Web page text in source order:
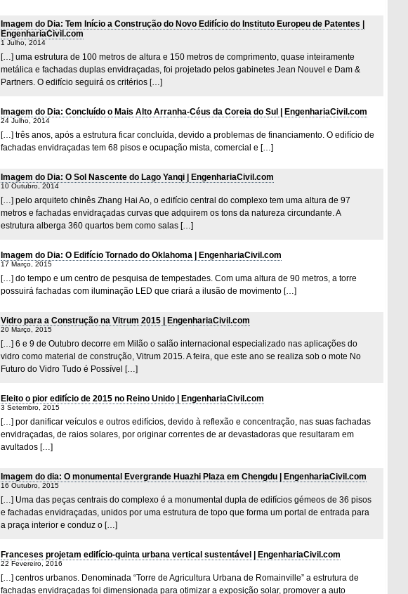
Imagem do Dia: Tem Início a Construção do Novo Edifício do Instituto Europeu de Patentes |
EngenhariaCivil.com
1 Julho, 2014
[…] uma estrutura de 100 metros de altura e 150 metros de comprimento, quase inteiramente
metálica e fachadas duplas envidraçadas, foi projetado pelos gabinetes Jean Nouvel e Dam &
Partners. O edifício seguirá os critérios […]
Imagem do Dia: Concluído o Mais Alto Arranha-Céus da Coreia do Sul | EngenhariaCivil.com
24 Julho, 2014
[…] três anos, após a estrutura ficar concluída, devido a problemas de financiamento. O edifício de
fachadas envidraçadas tem 68 pisos e ocupação mista, comercial e […]
Imagem do Dia: O Sol Nascente do Lago Yanqi | EngenhariaCivil.com
10 Outubro, 2014
[…] pelo arquiteto chinês Zhang Hai Ao, o edifício central do complexo tem uma altura de 97
metros e fachadas envidraçadas curvas que adquirem os tons da natureza circundante. A
estrutura alberga 360 quartos bem como salas […]
Imagem do Dia: O Edifício Tornado do Oklahoma | EngenhariaCivil.com
17 Março, 2015
[…] do tempo e um centro de pesquisa de tempestades. Com uma altura de 90 metros, a torre
possuirá fachadas com iluminação LED que criará a ilusão de movimento […]
Vidro para a Construção na Vitrum 2015 | EngenhariaCivil.com
20 Março, 2015
[…] 6 e 9 de Outubro decorre em Milão o salão internacional especializado nas aplicações do
vidro como material de construção, Vitrum 2015. A feira, que este ano se realiza sob o mote No
Futuro do Vidro Tudo é Possível […]
Eleito o pior edifício de 2015 no Reino Unido | EngenhariaCivil.com
3 Setembro, 2015
[…] por danificar veículos e outros edifícios, devido à reflexão e concentração, nas suas fachadas
envidraçadas, de raios solares, por originar correntes de ar devastadoras que resultaram em
avultados […]
Imagem do dia: O monumental Evergrande Huazhi Plaza em Chengdu | EngenhariaCivil.com
16 Outubro, 2015
[…] Uma das peças centrais do complexo é a monumental dupla de edifícios gémeos de 36 pisos
e fachadas envidraçadas, unidos por uma estrutura de topo que forma um portal de entrada para
a praça interior e conduz o […]
Franceses projetam edifício-quinta urbana vertical sustentável | EngenhariaCivil.com
22 Fevereiro, 2016
[…] centros urbanos. Denominada “Torre de Agricultura Urbana de Romainville” a estrutura de
fachadas envidraçadas foi dimensionada para otimizar a exposição solar, promover a auto